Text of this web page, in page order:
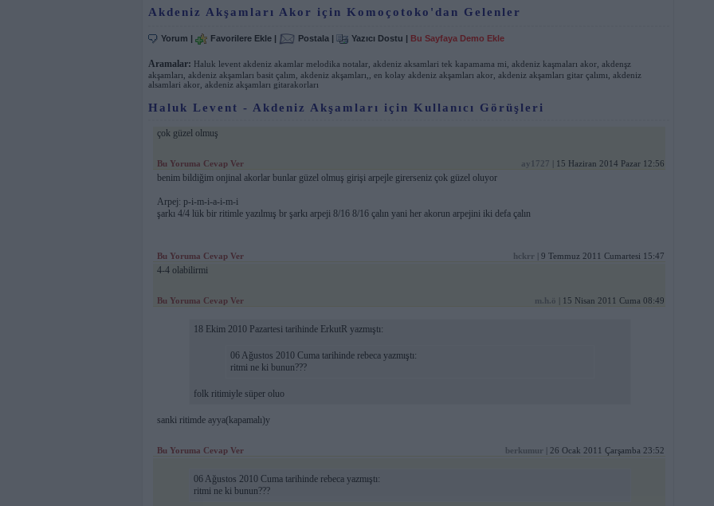
Akdeniz Akşamları Akor için Komoçotoko'dan Gelenler
Yorum | Favorilere Ekle | Postala | Yazıcı Dostu | Bu Sayfaya Demo Ekle
Aramalar: Haluk levent akdeniz akamlar melodika notalar akdeniz aksamlari tek kapamama mi akdeniz kaşmaları akor akdenşz
akşamları akdeniz akşamları basit çalım akdeniz akşamları, en kolay akdeniz akşamları akor akdeniz akşamları gitar çalımı akdeniz
alsamlari akor akdeniz akşamları gitarakorları
Haluk Levent - Akdeniz Akşamları için Kullanıcı Görüşleri
çok güzel olmuş
Bu Yoruma Cevap Ver ay1727 | 15 Haziran 2014 Pazar 12:56
benim bildiğim onjinal akorlar bunlar güzel olmuş girişi arpejle girerseniz çok güzel oluyor
Arpej: p-i-m-i-a-i-m-i
şarkı 4/4 lük bir ritimle yazılmış br şarkı arpeji 8/16 8/16 çalın yani her akorun arpejini iki defa çalın
Bu Yoruma Cevap Ver hckrr | 9 Temmuz 2011 Cumartesi 15:47
4-4 olabilirmi
Bu Yoruma Cevap Ver m.h.ö | 15 Nisan 2011 Cuma 08:49
18 Ekim 2010 Pazartesi tarihinde ErkutR yazmıştı:
06 Ağustos 2010 Cuma tarihinde rebeca yazmıştı:
ritmi ne ki bunun???
folk ritimiyle süper oluo
sanki ritimde ayya(kapamalı)y
Bu Yoruma Cevap Ver berkumur | 26 Ocak 2011 Çarşamba 23:52
06 Ağustos 2010 Cuma tarihinde rebeca yazmıştı:
ritmi ne ki bunun???